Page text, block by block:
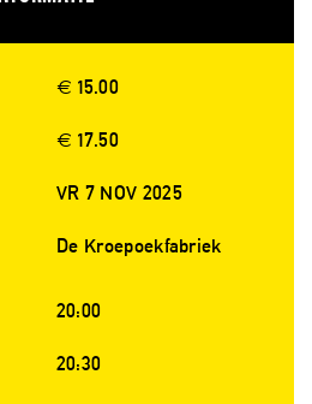
€ 15.00
€ 17.50
VR 7 NOV 2025
De Kroepoekfabriek
20:00
20:30